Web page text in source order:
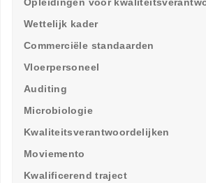
Wettelijk kader
Commerciële standaarden
Vloerpersoneel
Auditing
Microbiologie
Kwaliteitsverantwoordelijken
Moviemento
Kwalificerend traject